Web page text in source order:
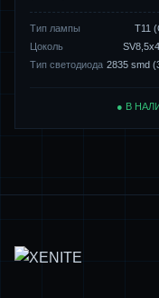
Тип лампы
Т11
Цоколь
Тип светодиода 2835 smd
● В